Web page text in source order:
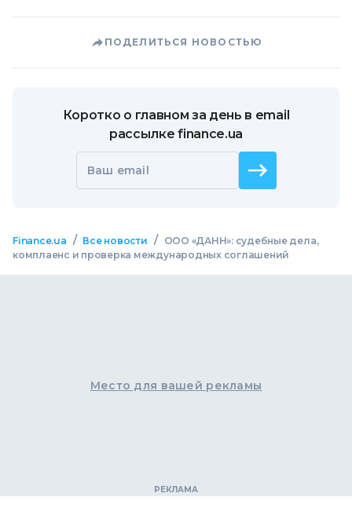
ПОДЕЛИТЬСЯ НОВОСТЬЮ
Коротко о главном за день в email
рассылке finance.ua
Ваш email
Finance.ua / Все новости /
ООО «ДАНН»: судебные дела,
комплаенс и проверка международных соглашений
Место для вашей рекламы